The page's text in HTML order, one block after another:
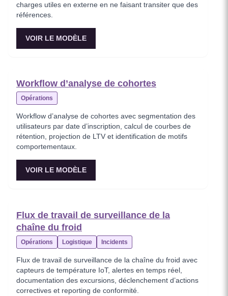
charges utiles en externe en ne faisant transiter que des
références.
VOIR LE MODÈLE
Workflow d’analyse de cohortes
Opérations
Workflow d’analyse de cohortes avec segmentation des
utilisateurs par date d’inscription, calcul de courbes de
rétention, projection de LTV et identification de motifs
comportementaux.
VOIR LE MODÈLE
Flux de travail de surveillance de la
chaîne du froid
Opérations Logistique Incidents
Flux de travail de surveillance de la chaîne du froid avec
capteurs de température IoT, alertes en temps réel,
documentation des excursions, déclenchement d’actions
correctives et reporting de conformité.